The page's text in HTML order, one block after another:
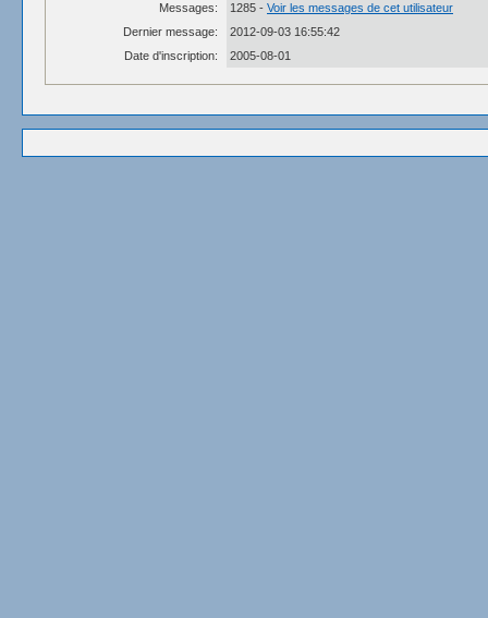
Messages: 1285 - Voir les messages de cet utilisateur
Dernier message:
2012-09-03 16:55:42
Date d'inscription:
2005-08-01